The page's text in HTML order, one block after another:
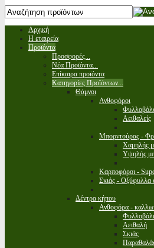
Αρχική
Η εταιρεία
Προϊόντα
Προσφορές...
Νέα Προϊόντα...
Επίκαιρα προϊόντα
Κατηγορίες Προϊόντων...
Θάμνοι
Ανθοφόροι
Αειθαλείς
Μπορντούρας -
Χαμηλής
Υψηλής
Καρποφόροι -
Σκιάς - Οξύφυλλα
Δέντρα κήπου
Ανθοφόρα -
Αειθαλή
Σκιάς